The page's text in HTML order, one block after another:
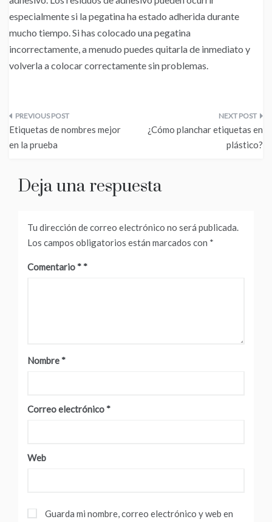
especialmente si la pegatina ha estado adherida durante
mucho tiempo. Si has colocado una pegatina
incorrectamente, a menudo puedes quitarla de inmediato y
volverla a colocar correctamente sin problemas.
Navegación
de
Etiquetas de nombres mejor
en la prueba
¿Cómo planchar etiquetas en
plástico?
Deja una respuesta
Tu dirección de correo electrónico no será publicada.
Los campos obligatorios están marcados con *
Comentario *
Nombre *
Correo electrónico *
Web
Guarda mi nombre, correo electrónico y web en